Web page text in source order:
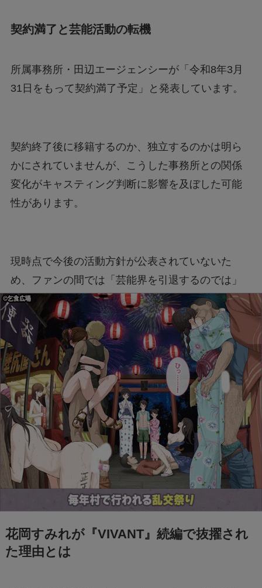
契約満了と芸能活動の転機
所属事務所・田辺エージェンシーが「令和8年3月
31日をもって契約満了予定」と発表しています。
契約終了後に移籍するのか、独立するのかは明ら
かにされていませんが、こうした事務所との関係
変化がキャスティング判断に影響を及ぼした可能
性があります。
現時点で今後の活動方針が公表されていないた
め、ファンの間では「芸能界を引退するのでは」
と不安視する声も少なくありません。
花岡すみれが『VIVANT』続編で抜擢され
た理由とは